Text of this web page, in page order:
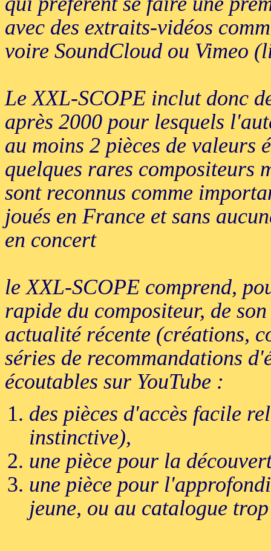
avec des extraits-vidéos
voire SoundCloud ou Vimeo
Le XXL-SCOPE inclut donc
après 2000 pour lesquels
au moins 2 pièces de valeurs
quelques rares compositeurs
sont reconnus comme
joués en France et sans
en concert
le XXL-SCOPE comprend,
rapide du compositeur, de
actualité récente (créations,
séries de recommandations
écoutables sur YouTube :
des pièces d'accès facile
instinctive),
une pièce pour la
une pièce pour
jeune, ou au catalogue